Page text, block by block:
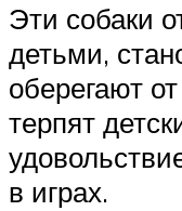
Эти собаки
детьми,
оберегают
терпят
в играх.